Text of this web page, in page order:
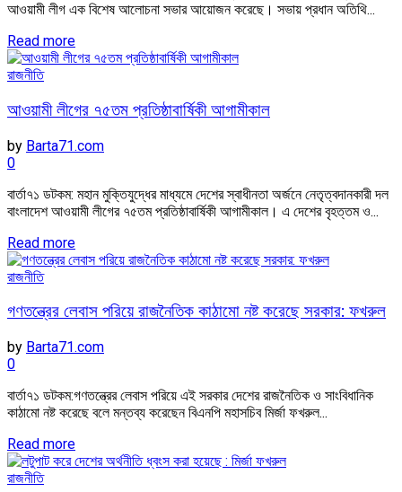
আওয়ামী লীগ এক বিশেষ আলোচনা সভার আয়োজন করেছে। সভায় প্রধান অতিথি...
Read more
রাজনীতি
আওয়ামী লীগের ৭৫তম প্রতিষ্ঠাবার্ষিকী আগামীকাল
by Barta71.com
0
বার্তা৭১ ডটকম: মহান মুক্তিযুদ্ধের মাধ্যমে দেশের স্বাধীনতা অর্জনে নেতৃত্বদানকারী দল
বাংলাদেশ আওয়ামী লীগের ৭৫তম প্রতিষ্ঠাবার্ষিকী আগামীকাল। এ দেশের বৃহত্তম ও...
Read more
রাজনীতি
গণতন্ত্রের লেবাস পরিয়ে রাজনৈতিক কাঠামো নষ্ট করেছে সরকার: ফখরুল
by Barta71.com
0
বার্তা৭১ ডটকম:গণতন্ত্রের লেবাস পরিয়ে এই সরকার দেশের রাজনৈতিক ও সাংবিধানিক
কাঠামো নষ্ট করেছে বলে মন্তব্য করেছেন বিএনপি মহাসচিব মির্জা ফখরুল...
Read more
রাজনীতি